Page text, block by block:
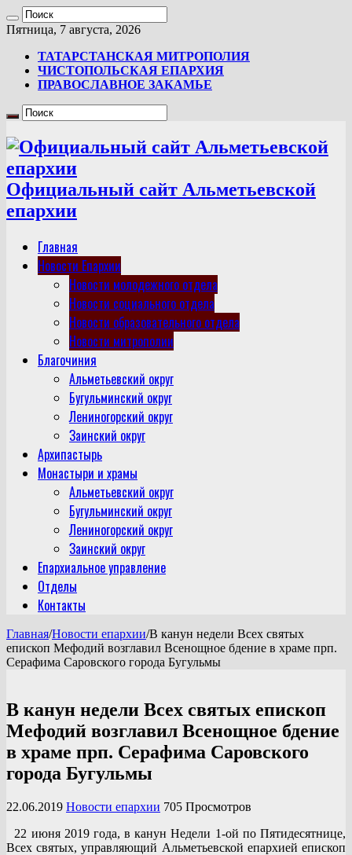
Пятница, 7 августа, 2026
ТАТАРСТАНСКАЯ МИТРОПОЛИЯ
ЧИСТОПОЛЬСКАЯ ЕПАРХИЯ
ПРАВОСЛАВНОЕ ЗАКАМЬЕ
Официальный сайт Альметьевской
епархии
Главная
Новости Епархии
Новости молодежного отдела
Новости социального отдела
Новости образовательного отдела
Новости митрополии
Благочиния
Альметьевский округ
Бугульминский округ
Лениногорский округ
Заинский округ
Архипастырь
Монастыри и храмы
Альметьевский округ
Бугульминский округ
Лениногорский округ
Заинский округ
Епархиальное управление
Отделы
Контакты
Главная/Новости епархии/В канун недели Всех святых
епископ Мефодий возглавил Всенощное бдение в храме прп.
Серафима Саровского города Бугульмы
В канун недели Всех святых епископ
Мефодий возглавил Всенощное бдение
в храме прп. Серафима Саровского
города Бугульмы
22.06.2019 Новости епархии 705 Просмотров
22 июня 2019 года, в канун Недели 1-ой по Пятидесятнице,
Всех святых, управляющий Альметьевской епархией епископ